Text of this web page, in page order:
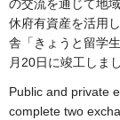
の交流を通じて地
休府有資産を活用
舎「きょうと留学
月20日に竣工しまし
Public and private
complete two